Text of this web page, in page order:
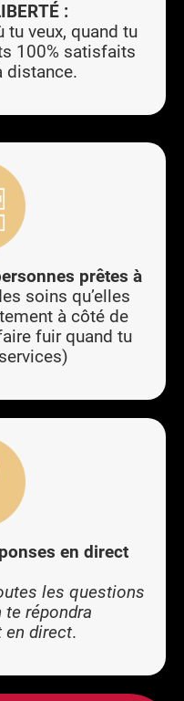
:
tu veux, quand tu
100% satisfaits
distance.
prêtes à
soins qu’elles
à côté de
fuir quand tu
en direct
les questions
te répondra
en direct.